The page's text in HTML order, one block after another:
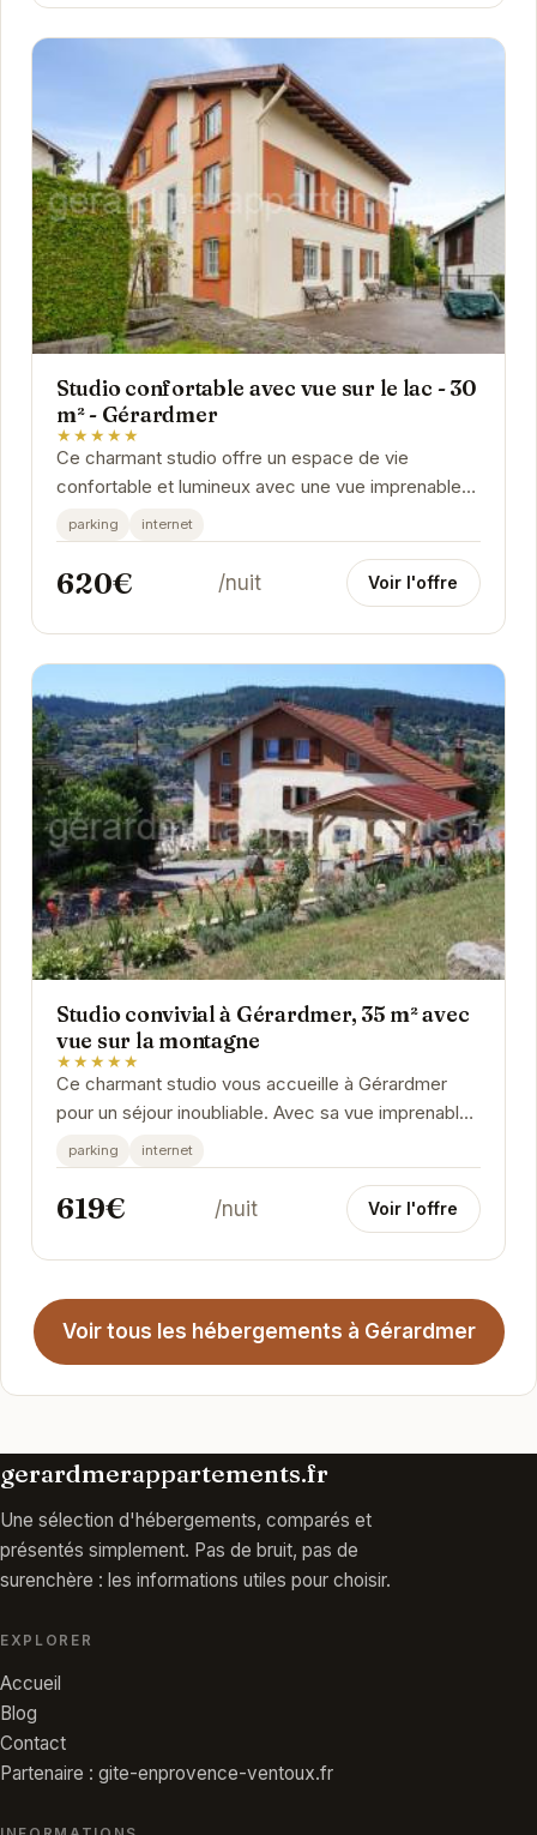
Studio confortable avec vue sur le lac - 30
m² - Gérardmer
★★★★★
Ce charmant studio offre un espace de vie
confortable et lumineux avec une vue imprenable
sur le lac. Il est équipé d'une kitchenette, d'une
salle...
parking internet
620€ /nuit Voir l'offre
Studio convivial à Gérardmer, 35 m² avec
vue sur la montagne
★★★★★
Ce charmant studio vous accueille à Gérardmer
pour un séjour inoubliable. Avec sa vue imprenable
sur la montagne, son ambiance chaleureuse et
ses...
parking internet
619€ /nuit Voir l'offre
Voir tous les hébergements à Gérardmer
gerardmerappartements.fr
Une sélection d'hébergements, comparés et
présentés simplement. Pas de bruit, pas de
surenchère : les informations utiles pour choisir.
EXPLORER
Accueil
Blog
Contact
Partenaire : gite-enprovence-ventoux.fr